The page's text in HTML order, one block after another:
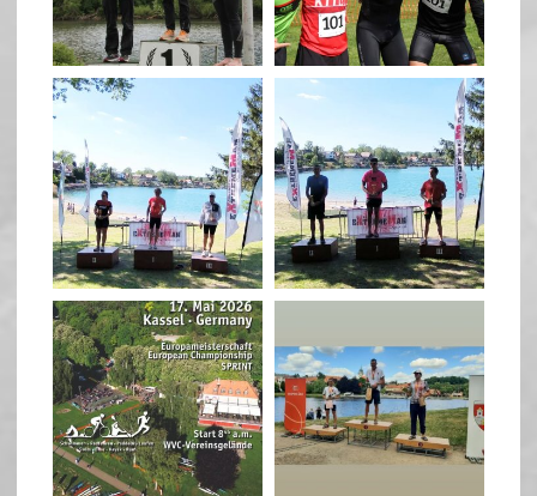
May 26 May 26
quadrathlon
May 3 May 3
quadrathlon
Jan 27